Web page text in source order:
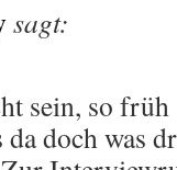
sagt:
sein, so früh
doch was